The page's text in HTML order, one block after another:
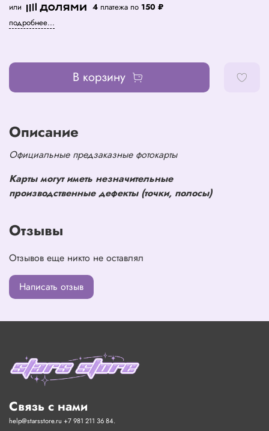
или 4 платежа по 150 ₽
подробнее...
В корзину
Описание
Официальные предзаказные фотокарты
Карты могут иметь незначительные
производственные дефекты (точки, полосы)
Отзывы
Отзывов еще никто не оставлял
Написать отзыв
Связь с нами
help@starsstore.ru +7 981 211 36 84.